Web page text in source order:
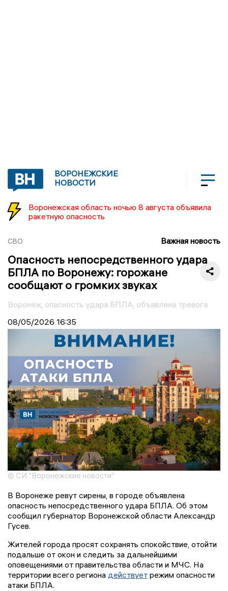
ВОРОНЕЖСКИЕ
НОВОСТИ
Воронежская область ночью 8 августа объявила
ракетную опасность
СВО Важная новость
Опасность непосредственного удара
БПЛА по Воронежу: горожане
сообщают о громких звуках
Воронеж, опасность удара БПЛА, объявлена тревога
08/05/2026 16:35
© СИ "Воронежские новости"
В Воронеже ревут сирены, в городе объявлена
опасность непосредственного удара БПЛА. Об этом
сообщил губернатор Воронежской области Александр
Гусев.
Жителей города просят сохранять спокойствие, отойти
подальше от окон и следить за дальнейшими
оповещениями от правительства области и МЧС. На
территории всего региона действует режим опасности
атаки БПЛА.